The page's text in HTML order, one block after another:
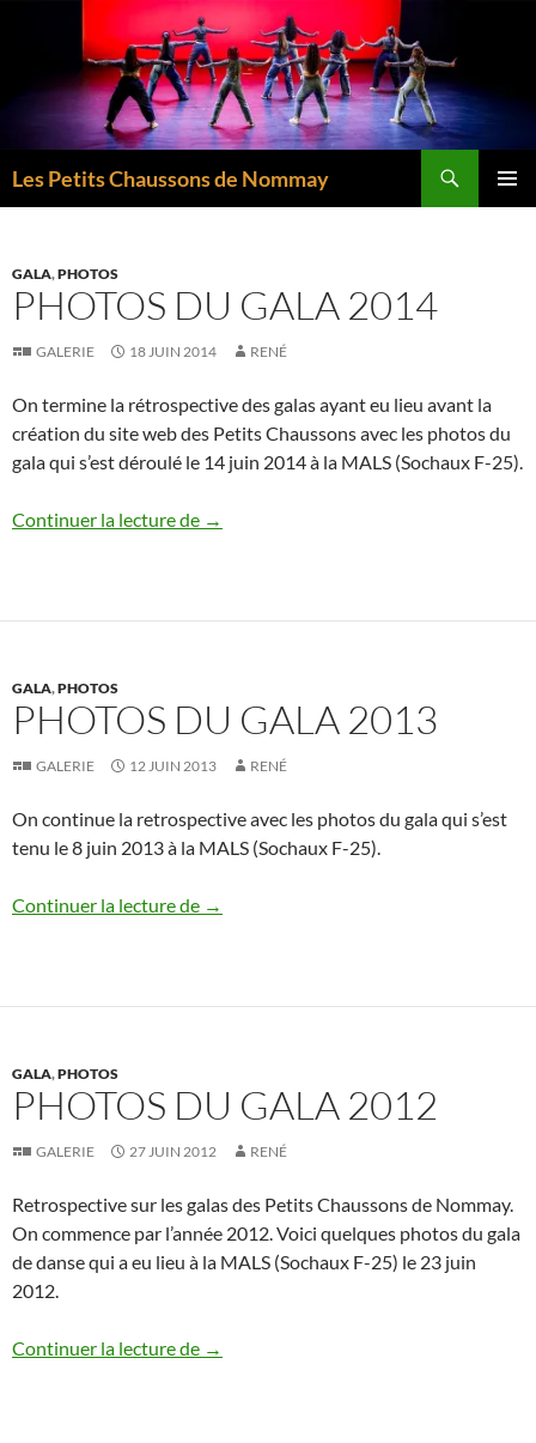
Les Petits Chaussons de Nommay
GALA,PHOTOS
PHOTOS DU GALA 2014
GALERIE 18 JUIN 2014 RENÉ
On termine la rétrospective des galas ayant eu lieu avant la
création du site web des Petits Chaussons avec les photos du
gala qui s’est déroulé le 14 juin 2014 à la MALS (Sochaux F-25).
Continuer la lecture de Photos du gala 2014
→
GALA,PHOTOS
PHOTOS DU GALA 2013
GALERIE 12 JUIN 2013 RENÉ
On continue la retrospective avec les photos du gala qui s’est
tenu le 8 juin 2013 à la MALS (Sochaux F-25).
Continuer la lecture de Photos du gala 2013
→
GALA,PHOTOS
PHOTOS DU GALA 2012
GALERIE 27 JUIN 2012 RENÉ
Retrospective sur les galas des Petits Chaussons de Nommay.
On commence par l’année 2012. Voici quelques photos du gala
de danse qui a eu lieu à la MALS (Sochaux F-25) le 23 juin
2012.
Continuer la lecture de Photos du gala 2012
→